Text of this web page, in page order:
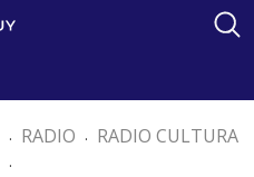
. RADIO . RADIO CULTURA
.